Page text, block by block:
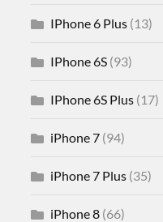
IPhone 6 Plus (13)
IPhone 6S (93)
IPhone 6S Plus (17)
iPhone 7 (94)
iPhone 7 Plus (35)
iPhone 8 (66)